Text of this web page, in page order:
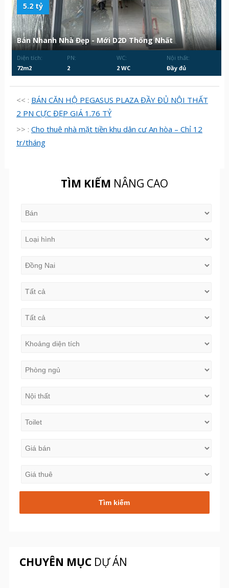
5.2 tỷ
Bán Nhanh Nhà Đẹp - Mới D2D Thống Nhất
Diện tích:
72m2
PN:
2
WC:
2 WC
Nội thất:
Đầy đủ
<< : BÁN CĂN HỘ PEGASUS PLAZA ĐẦY ĐỦ NỘI THẤT
2 PN CỰC ĐẸP GIÁ 1.76 TỶ
>> : Cho thuê nhà mặt tiền khu dân cư An hòa – Chỉ 12
tr/tháng
TÌM KIẾM NÂNG CAO
CHUYÊN MỤCDỰ ÁN